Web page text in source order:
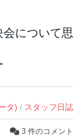
会について思
タ) / スタッフ日誌
3 件のコメント